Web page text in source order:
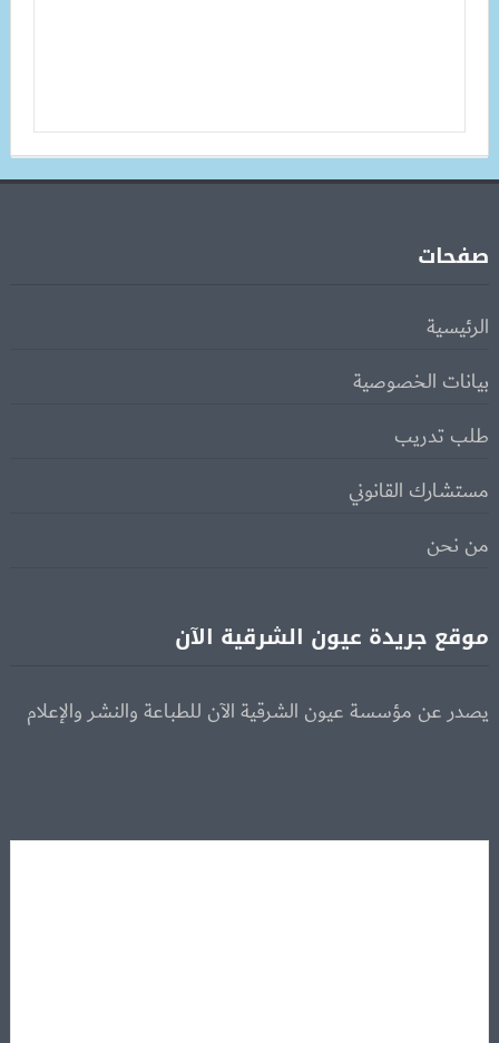
صفحات
الرئيسية
بيانات الخصوصية
طلب تدريب
مستشارك القانوني
من نحن
موقع جريدة عيون الشرقية الآن
يصدر عن مؤسسة عيون الشرقية الآن للطباعة والنشر والإعلام